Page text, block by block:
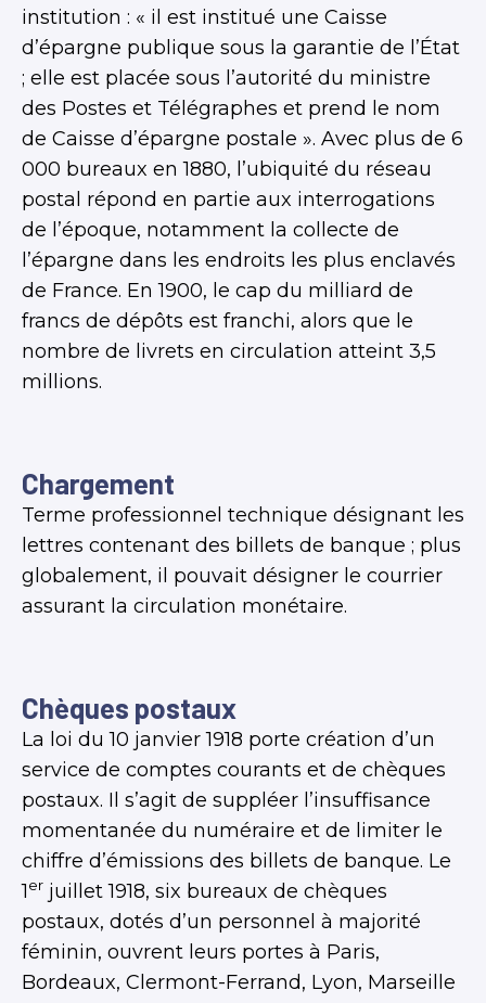
institution : « il est institué une Caisse
d’épargne publique sous la garantie de l’État
; elle est placée sous l’autorité du ministre
des Postes et Télégraphes et prend le nom
de Caisse d’épargne postale ». Avec plus de 6
000 bureaux en 1880, l’ubiquité du réseau
postal répond en partie aux interrogations
de l’époque, notamment la collecte de
l’épargne dans les endroits les plus enclavés
de France. En 1900, le cap du milliard de
francs de dépôts est franchi, alors que le
nombre de livrets en circulation atteint 3,5
millions.
Chargement
Terme professionnel technique désignant les
lettres contenant des billets de banque ; plus
globalement, il pouvait désigner le courrier
assurant la circulation monétaire.
Chèques postaux
La loi du 10 janvier 1918 porte création d’un
service de comptes courants et de chèques
postaux. Il s’agit de suppléer l’insuffisance
momentanée du numéraire et de limiter le
chiffre d’émissions des billets de banque. Le
1er juillet 1918, six bureaux de chèques
postaux, dotés d’un personnel à majorité
féminin, ouvrent leurs portes à Paris,
Bordeaux, Clermont-Ferrand, Lyon, Marseille